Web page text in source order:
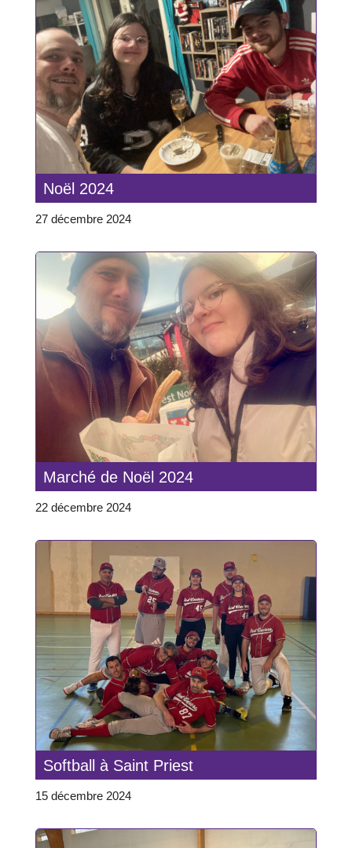
Noël 2024
27 décembre 2024
Marché de Noël 2024
22 décembre 2024
Softball à Saint Priest
15 décembre 2024